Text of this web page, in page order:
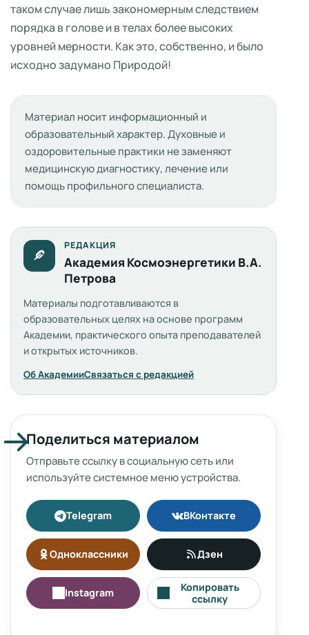
таком случае лишь закономерным следствием
порядка в голове и в телах более высоких
уровней мерности. Как это, собственно, и было
исходно задумано Природой!
Материал носит информационный и
образовательный характер. Духовные и
оздоровительные практики не заменяют
медицинскую диагностику, лечение или
помощь профильного специалиста.
РЕДАКЦИЯ
Академия Космоэнергетики В.А.
Петрова
Материалы подготавливаются в
образовательных целях на основе программ
Академии, практического опыта преподавателей
и открытых источников.
Об АкадемииСвязаться с редакцией
Поделиться материалом
Отправьте ссылку в социальную сеть или
используйте системное меню устройства.
Telegram ВКонтакте
Одноклассники Дзен
Instagram
Копировать
ссылку